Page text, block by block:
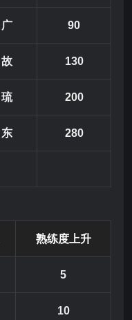
广 90
故 130
琉 200
东 280
熟练度上升
5
10